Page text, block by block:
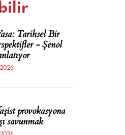
Tarihsel Bir
- Şenol
provokasyona
savunmak